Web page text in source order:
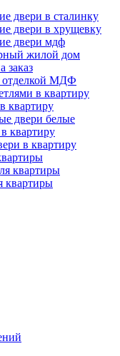
двери в сталинку
двери в хрущевку
двери мдф
жилой дом
заказ
отделкой МДФ
в квартиру
квартиру
двери белые
квартиру
в квартиру
квартиры
квартиры